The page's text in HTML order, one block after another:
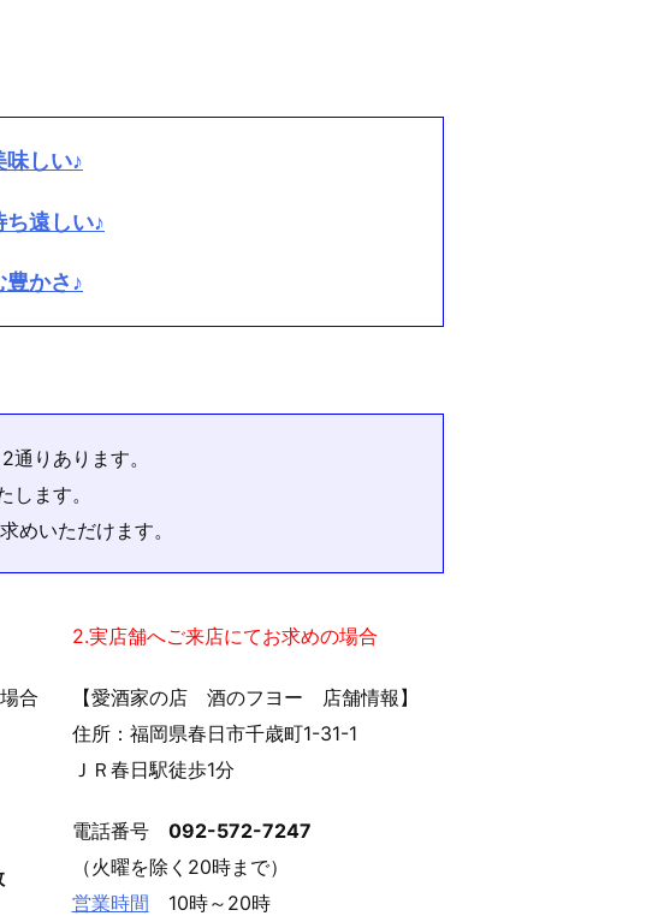
しい♪
遠しい♪
豊かさ♪
通りあります。
します。
めいただけます。
合
2.実店舗へご来店にてお求めの場合
【愛酒家の店 酒のフヨー 店舗情報】
住所：福岡県春日市千歳町1-31-1
ＪＲ春日駅徒歩1分
電話番号 092-572-7247
（火曜を除く20時まで）
営業時間 10時～20時